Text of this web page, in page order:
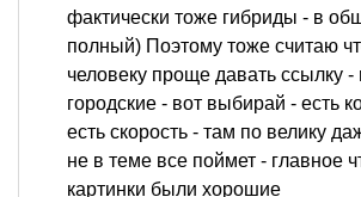
фактически тоже гибриды - в
полный) Поэтому тоже считаю
человеку проще давать ссылку -
городские - вот выбирай - есть
есть скорость - там по велику
не в теме все поймет - главное
картинки были хорошие